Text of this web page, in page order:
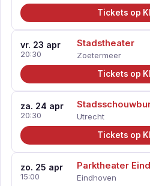
Tickets op
vr. 23 apr
20:30
Stadstheater
Zoetermeer
Tickets op
za. 24 apr
20:30
Utrecht
Tickets op
zo. 25 apr
15:00
Parktheater
Eindhoven